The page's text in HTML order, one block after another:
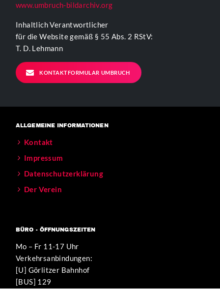
www.umbruch-bildarchiv.org
Inhaltlich Verantwortlicher
für die Website gemäß § 55 Abs. 2 RStV:
T. D. Lehmann
KONTAKTFORMULAR UMBRUCH
ALLGEMEINE INFORMATIONEN
Kontakt
Impressum
Datenschutzerklärung
Der Verein
BÜRO - ÖFFNUNGSZEITEN
Mo – Fr 11-17 Uhr
Verkehrsanbindungen:
[U] Görlitzer Bahnhof
[BUS] 129